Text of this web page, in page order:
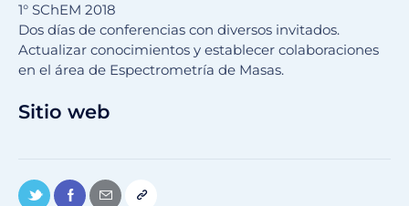
1° SChEM 2018
Dos días de conferencias con diversos invitados.
Actualizar conocimientos y establecer colaboraciones
en el área de Espectrometría de Masas.
Sitio web